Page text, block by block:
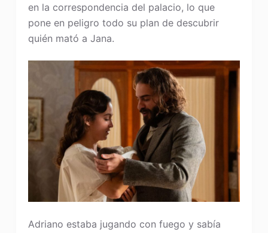
en la correspondencia del palacio, lo que
pone en peligro todo su plan de descubrir
quién mató a Jana.
Adriano estaba jugando con fuego y sabía